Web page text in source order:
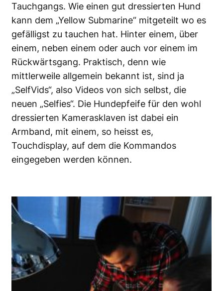
Tauchgangs. Wie einen gut dressierten Hund
kann dem „Yellow Submarine“ mitgeteilt wo es
gefälligst zu tauchen hat. Hinter einem, über
einem, neben einem oder auch vor einem im
Rückwärtsgang. Praktisch, denn wie
mittlerweile allgemein bekannt ist, sind ja
„SelfVids“, also Videos von sich selbst, die
neuen „Selfies“. Die Hundepfeife für den wohl
dressierten Kamerasklaven ist dabei ein
Armband, mit einem, so heisst es,
Touchdisplay, auf dem die Kommandos
eingegeben werden können.